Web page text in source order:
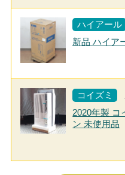
ハイアール
新品 ハイア
コイズミ
2020年製 コ
ン 未使用品